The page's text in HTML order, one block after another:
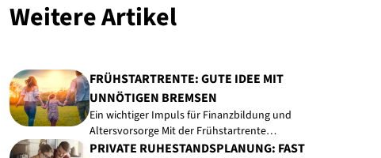
Weitere Artikel
FRÜHSTARTRENTE: GUTE IDEE MIT
UNNÖTIGEN BREMSEN
Ein wichtiger Impuls für Finanzbildung und
Altersvorsorge Mit der Frühstartrente…
PRIVATE RUHESTANDSPLANUNG: FAST